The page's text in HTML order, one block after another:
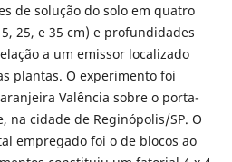
de solução do solo em quatro
25, e 35 cm) e profundidades
a um emissor localizado
plantas. O experimento foi
Valência sobre o porta-
na cidade de Reginópolis/SP. O
empregado foi o de blocos ao